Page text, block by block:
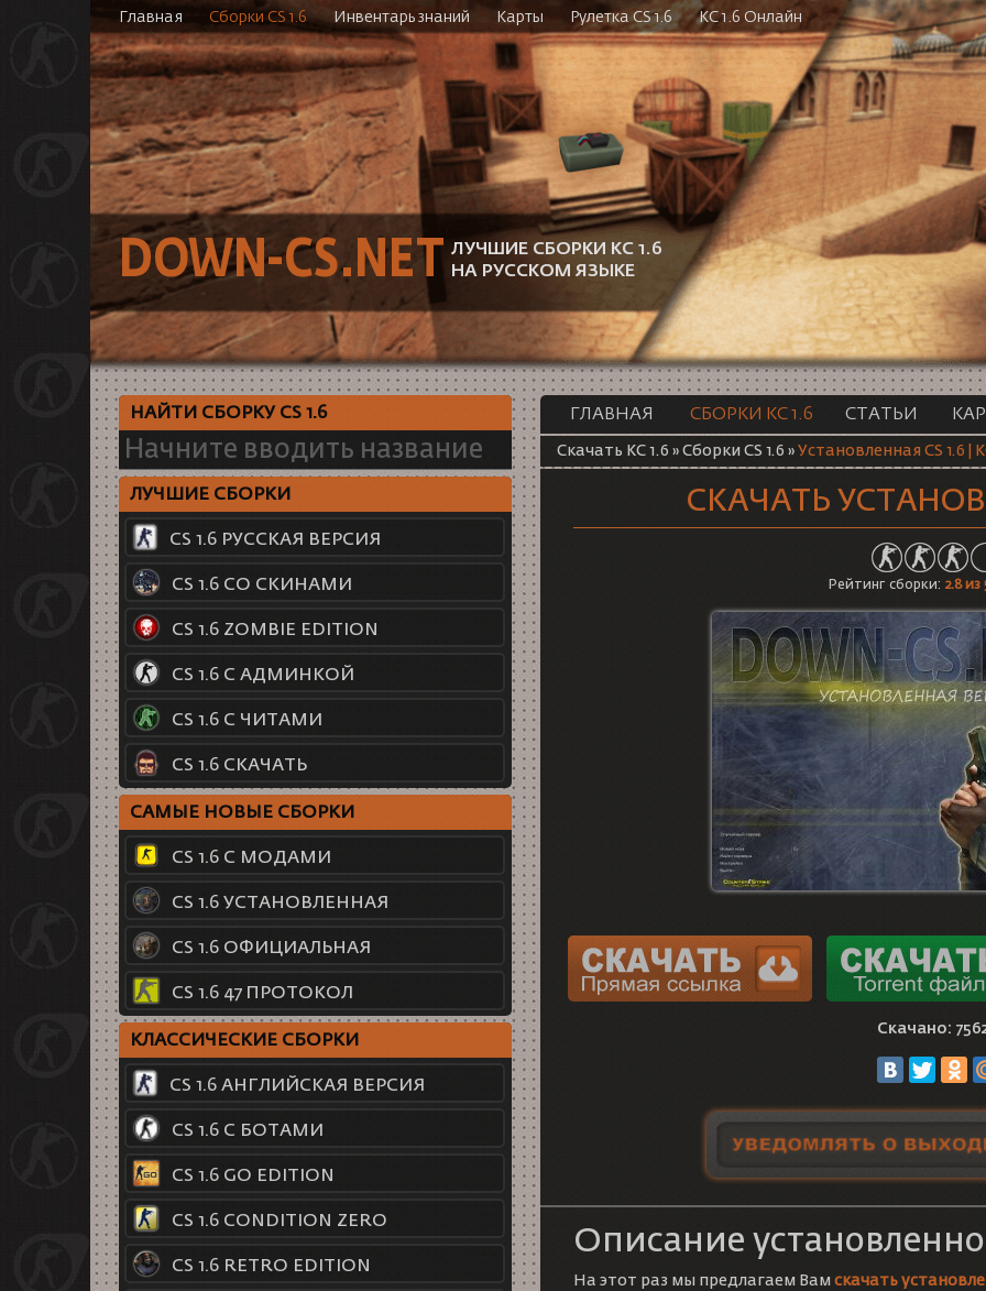
НАЙТИ СБОРКУ CS 1.6
ЛУЧШИЕ СБОРКИ
CS 1.6 РУССКАЯ ВЕРСИЯ
CS 1.6 СО СКИНАМИ
CS 1.6 ZOMBIE EDITION
CS 1.6 С АДМИНКОЙ
CS 1.6 С ЧИТАМИ
CS 1.6 СКАЧАТЬ
САМЫЕ НОВЫЕ СБОРКИ
CS 1.6 С МОДАМИ
CS 1.6 УСТАНОВЛЕННАЯ
CS 1.6 ОФИЦИАЛЬНАЯ
CS 1.6 47 ПРОТОКОЛ
КЛАССИЧЕСКИЕ СБОРКИ
CS 1.6 АНГЛИЙСКАЯ ВЕРСИЯ
CS 1.6 С БОТАМИ
CS 1.6 GO EDITION
CS 1.6 CONDITION ZERO
CS 1.6 RETRO EDITION
ГЛАВНАЯ СБОРКИ КС 1.6 СТАТЬИ
Скачать КС 1.6 » Сборки CS 1.6 » Установленная CS 1.6 |
СКАЧАТЬ
Рейтинг сборки: 2.8из
Скачано:
Описание
На этот раз мы предлагаем Вам скачать
Главная Сборки CS 1.6 Инвентарь знаний Карты Рулетка CS 1.6 КС 1.6 Онлайн
DOWN-CS.NET ЛУЧШИЕ СБОРКИ КС 1.6
НА РУССКОМ ЯЗЫКЕ